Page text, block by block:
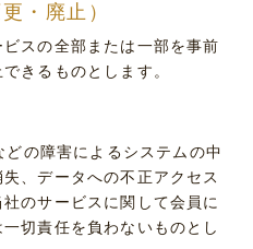
・廃止）
スの全部または一部を事前
きるものとします。
の障害によるシステムの中
、データへの不正アクセス
のサービスに関して会員に
切責任を負わないものとし